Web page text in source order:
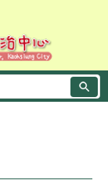
搜
尋